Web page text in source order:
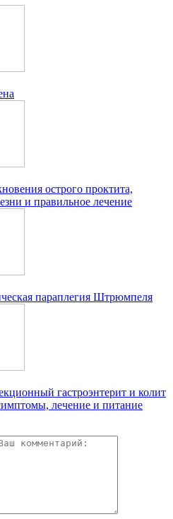
острого проктита,
и правильное лечение
параплегия Штрюмпеля
гастроэнтерит и колит
лечение и питание